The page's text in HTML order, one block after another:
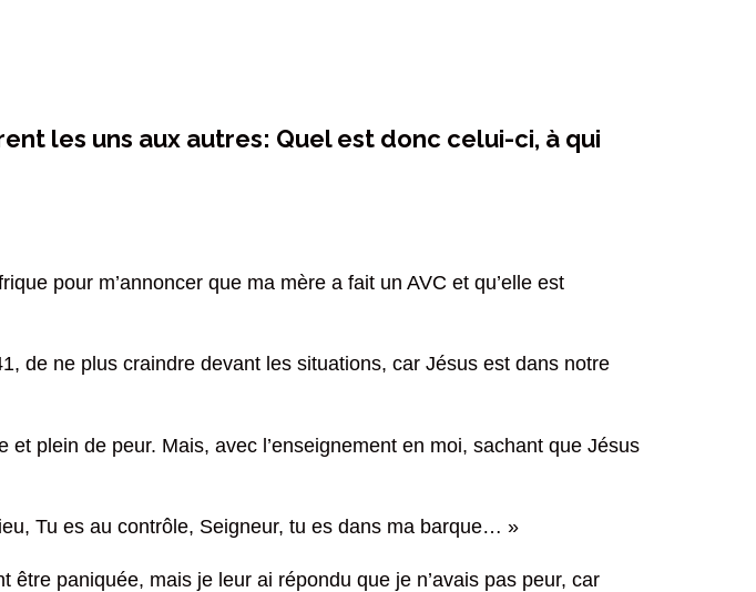
les uns aux autres: Quel est donc celui-ci, à qui
pour m’annoncer que ma mère a fait un AVC et qu’elle est
de ne plus craindre devant les situations, car Jésus est dans notre
plein de peur. Mais, avec l’enseignement en moi, sachant que Jésus
Tu es au contrôle, Seigneur, tu es dans ma barque… »
paniquée, mais je leur ai répondu que je n’avais pas peur, car